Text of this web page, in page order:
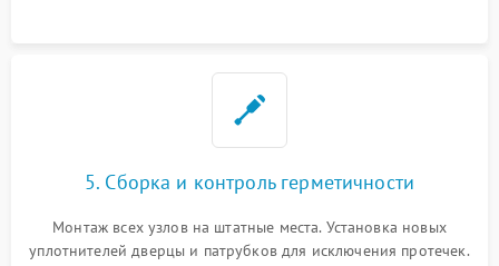
5. Сборка и контроль герметичности
Монтаж всех узлов на штатные места. Установка новых
уплотнителей дверцы и патрубков для исключения протечек.